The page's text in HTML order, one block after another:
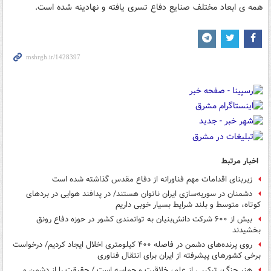
همه ی ابعاد مختلف صنایع دفاع تسری یافته و نهادینه شده است.
اخبار مرتبط
زیربنای اقدامات مهم فناورانه از دفاع مقدس گذاشته شده است
دشمنان در سوریه‌سازی ایران ناتوان هستند/ در پدافند هوایی در بردهای
کوتاه، متوسط و بلند شرایط بسیار خوبی داریم
بیش از ۶۰۰ شرکت دانش‌بنیان به توانمندی کشور در حوزه دفاع رونق
بخشیدند
روی پرنده‌های دشمن در فاصله ۴۰۰ کیلومتری اخلال ایجاد کردیم/ درخواست
برخی کشورهای پیشرفته از ایران برای انتقال فناوری